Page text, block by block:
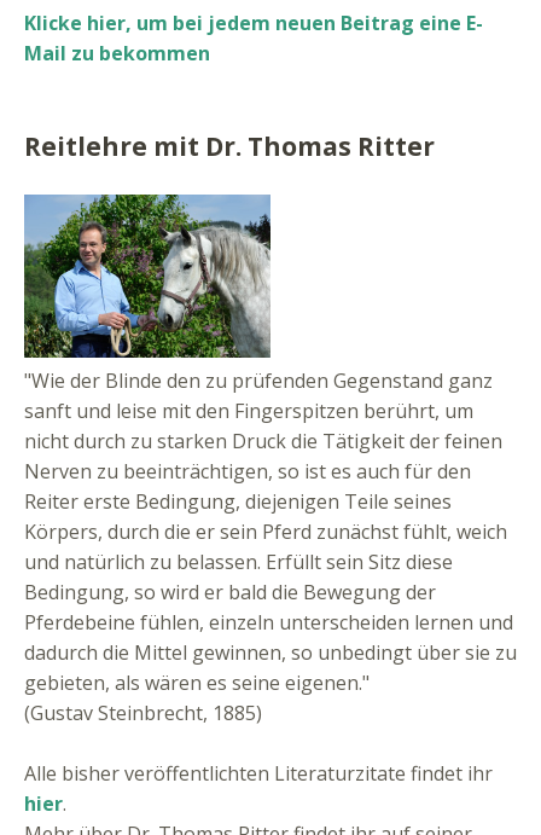
Klicke hier, um bei jedem neuen Beitrag eine E-
Mail zu bekommen
Reitlehre mit Dr. Thomas Ritter
"Wie der Blinde den zu prüfenden Gegenstand ganz
sanft und leise mit den Fingerspitzen berührt, um
nicht durch zu starken Druck die Tätigkeit der feinen
Nerven zu beeinträchtigen, so ist es auch für den
Reiter erste Bedingung, diejenigen Teile seines
Körpers, durch die er sein Pferd zunächst fühlt, weich
und natürlich zu belassen. Erfüllt sein Sitz diese
Bedingung, so wird er bald die Bewegung der
Pferdebeine fühlen, einzeln unterscheiden lernen und
dadurch die Mittel gewinnen, so unbedingt über sie zu
gebieten, als wären es seine eigenen."
(Gustav Steinbrecht, 1885)
Alle bisher veröffentlichten Literaturzitate findet ihr
hier.